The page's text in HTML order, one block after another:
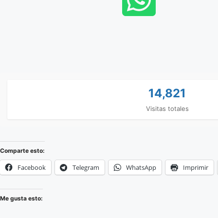
14,821
Visitas totales
Comparte esto:
Facebook Telegram WhatsApp Imprimir
Me gusta esto: